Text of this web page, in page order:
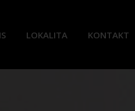
LOKALITA KONTAKT